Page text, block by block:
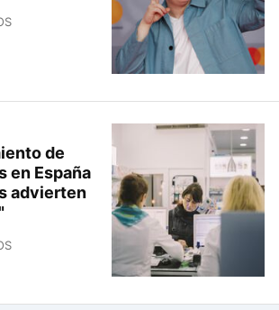
de
en España
advierten